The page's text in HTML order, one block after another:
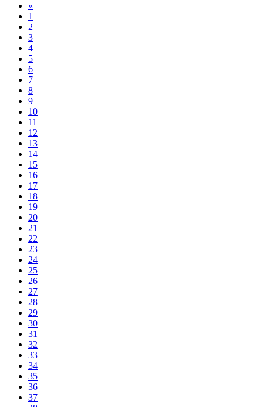
«
1
2
3
4
5
6
7
8
9
10
11
12
13
14
15
16
17
18
19
20
21
22
23
24
25
26
27
28
29
30
31
32
33
34
35
36
37